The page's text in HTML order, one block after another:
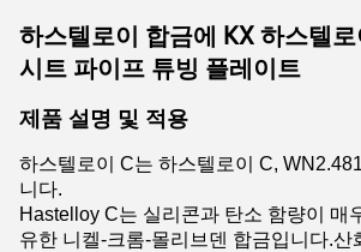
하스텔로이 합금에 KX 하스텔
시트 파이프 튜빙 플레이트
제품 설명 및 적용
하스텔로이 C는 하스텔로이 C,
니다.
Hastelloy C는 실리콘과 탄소 함량이 매
유한 니켈-크롬-몰리브덴 합금입니다.산